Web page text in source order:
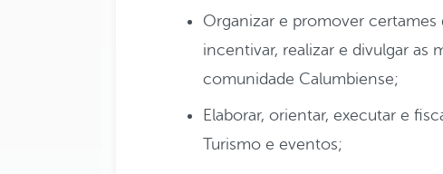
Organizar e promover
incentivar, realizar e divulgar as
comunidade Calumbiense;
Elaborar, orientar, executar e
Turismo e eventos;